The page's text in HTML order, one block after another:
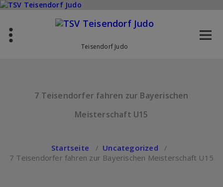
Zum
Teisendorf Judo
7 Teisendorfer fahren zur Bayerischen
Meisterschaft U15
Startseite / Uncategorized /
7 Teisendorfer fahren zur Bayerischen Meisterschaft U15